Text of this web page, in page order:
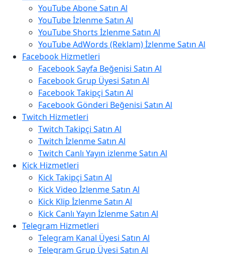
YouTube Abone Satın Al
YouTube İzlenme Satın Al
YouTube Shorts İzlenme Satın Al
YouTube AdWords (Reklam) İzlenme Satın Al
Facebook Hizmetleri
Facebook Sayfa Beğenisi Satın Al
Facebook Grup Üyesi Satın Al
Facebook Takipçi Satın Al
Facebook Gönderi Beğenisi Satın Al
Twitch Hizmetleri
Twitch Takipçi Satın Al
Twitch İzlenme Satın Al
Twitch Canlı Yayın izlenme Satın Al
Kick Hizmetleri
Kick Takipçi Satın Al
Kick Video İzlenme Satın Al
Kick Klip İzlenme Satın Al
Kick Canlı Yayın İzlenme Satın Al
Telegram Hizmetleri
Telegram Kanal Üyesi Satın Al
Telegram Grup Üyesi Satın Al